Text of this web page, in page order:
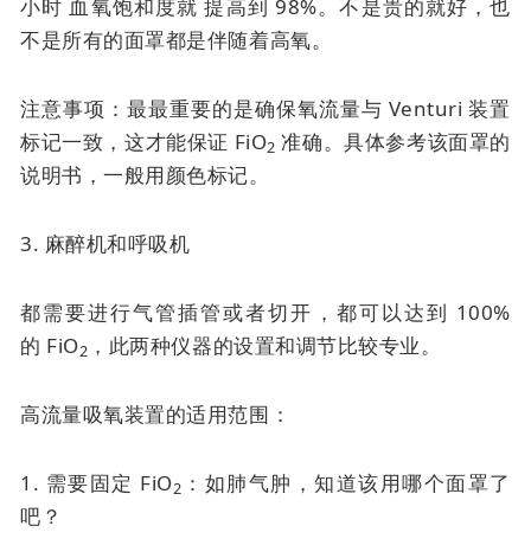
小时 血氧饱和度就 提高到 98%。不是贵的就好，也
不是所有的面罩都是伴随着高氧。
注意事项：最最重要的是确保氧流量与 Venturi 装置
标记一致，这才能保证 FiO2 准确。具体参考该面罩的
说明书，一般用颜色标记。
3. 麻醉机和呼吸机
都需要进行气管插管或者切开，都可以达到 100%
的 FiO2 ，此两种仪器的设置和调节比较专业。
高流量吸氧装置的适用范围：
1. 需要固定 FiO2 ：如肺气肿，知道该用哪个面罩了
吧？